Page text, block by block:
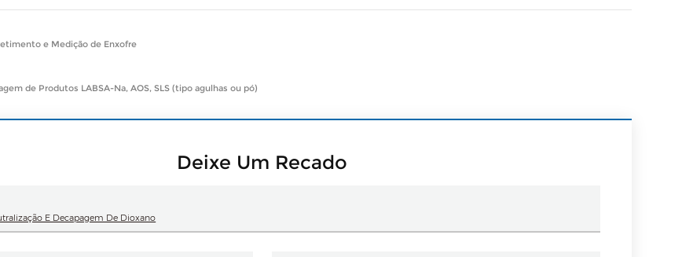
e Medição de Enxofre
de Produtos LABSA-Na, AOS, SLS (tipo agulhas ou pó)
Deixe Um Recado
E Decapagem De Dioxano